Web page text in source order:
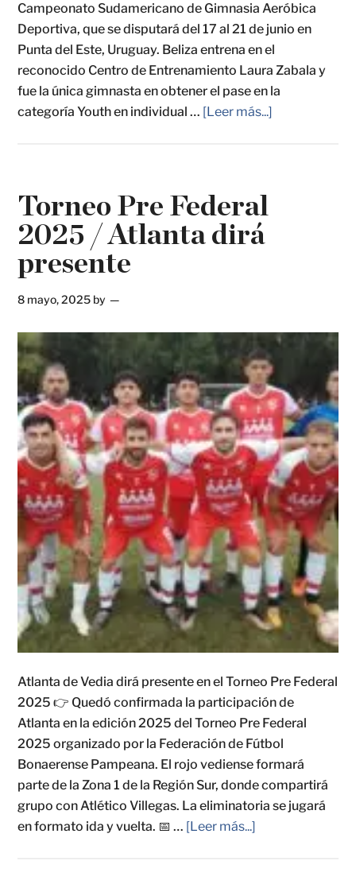
Campeonato Sudamericano de Gimnasia Aeróbica
Deportiva, que se disputará del 17 al 21 de junio en
Punta del Este, Uruguay. Beliza entrena en el
reconocido Centro de Entrenamiento Laura Zabala y
fue la única gimnasta en obtener el pase en la
categoría Youth en individual … [Leer más...]
Torneo Pre Federal
2025 / Atlanta dirá
presente
8 mayo, 2025 by
Atlanta de Vedia dirá presente en el Torneo Pre Federal
2025 👉 Quedó confirmada la participación de
Atlanta en la edición 2025 del Torneo Pre Federal
2025 organizado por la Federación de Fútbol
Bonaerense Pampeana. El rojo vediense formará
parte de la Zona 1 de la Región Sur, donde compartirá
grupo con Atlético Villegas. La eliminatoria se jugará
en formato ida y vuelta. 📅 … [Leer más...]